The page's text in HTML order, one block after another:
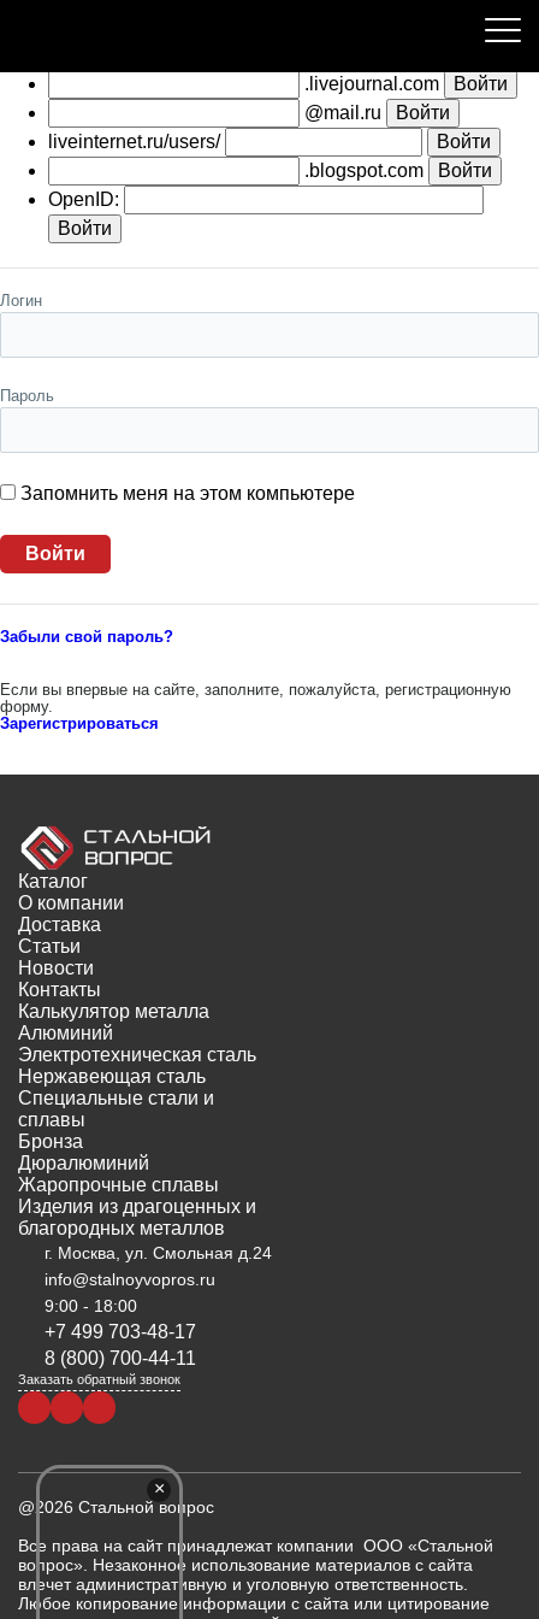
.livejournal.com
@mail.ru
liveinternet.ru/users/
.blogspot.com
OpenID:
Логин
Пароль
Запомнить меня на этом компьютере
Забыли свой пароль?
Если вы впервые на сайте, заполните, пожалуйста, регистрационную
форму.
Зарегистрироваться
Каталог
О компании
Доставка
Статьи
Новости
Контакты
Калькулятор металла
Алюминий
Электротехническая сталь
Нержавеющая сталь
Специальные стали и
сплавы
Бронза
Дюралюминий
Жаропрочные сплавы
Изделия из драгоценных и
благородных металлов
г. Москва, ул. Смольная д.24
info@stalnoyvopros.ru
9:00 - 18:00
+7 499 703-48-17
8 (800) 700-44-11
Заказать обратный звонок
@2026 Стальной вопрос
Все права на сайт принадлежат компании ООО «Стальной
вопрос». Незаконное использование материалов с сайта
влечет административную и уголовную ответственность.
Любое копирование информации с сайта или цитирование
×